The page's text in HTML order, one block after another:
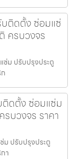
ติดตั้ง ซ่อมแซ่
ครบวงจร
ม ปรับปรุงประตู
ติดตั้ง ซ่อมแซ่ม
บวงจร ราคา
ม ปรับปรุงประตู
า